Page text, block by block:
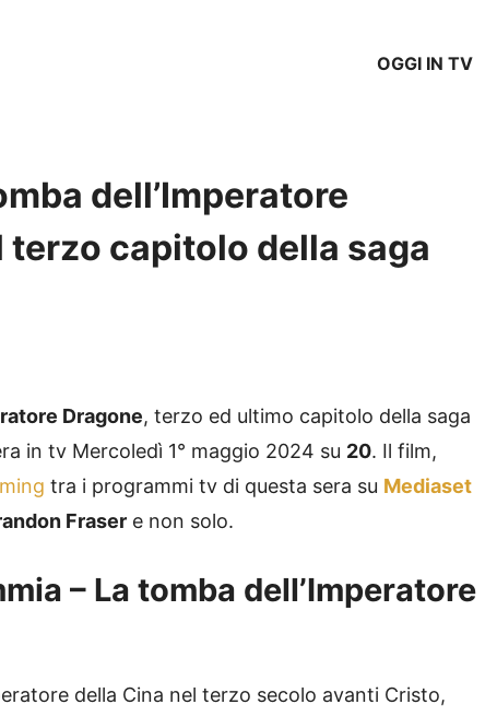
OGGI IN TV
dell’Imperatore
capitolo della saga
Dragone, terzo ed ultimo capitolo della saga
in tv Mercoledì 1° maggio 2024 su 20. Il film,
tra i programmi tv di questa sera su Mediaset
Fraser e non solo.
– La tomba dell’Imperatore
della Cina nel terzo secolo avanti Cristo,